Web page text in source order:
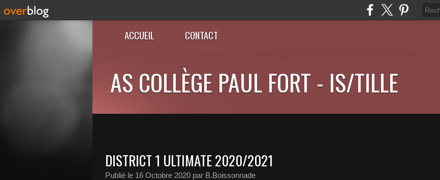
ACCUEIL CONTACT
AS COLLÈGE PAUL FORT - IS/TILLE
DISTRICT 1 ULTIMATE 2020/2021
Publié le 16 Octobre 2020 par B.Boissonnade